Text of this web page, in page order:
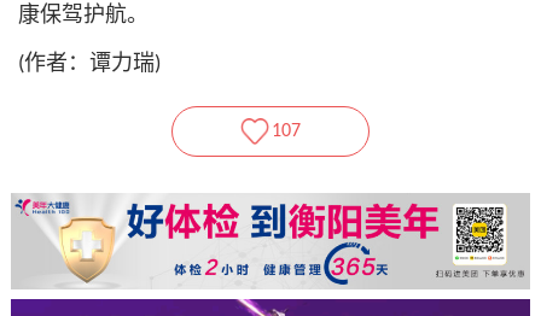
康保驾护航。
(作者：谭力瑞)
107